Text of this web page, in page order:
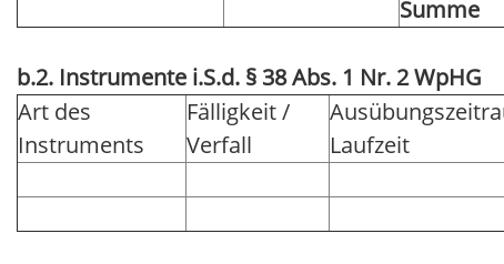
Summe
b.2. Instrumente i.S.d. § 38 Abs. 1 Nr. 2 WpHG
Art des
Instruments
Fälligkeit /
Verfall
Laufzeit